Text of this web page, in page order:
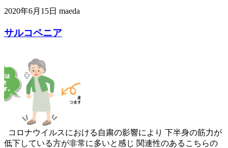
2020年6月15日 maeda
サルコペニア
コロナウイルスにおける自粛の影響により 下半身の筋力が
低下している方が非常に多いと感じ 関連性のあるこちらの